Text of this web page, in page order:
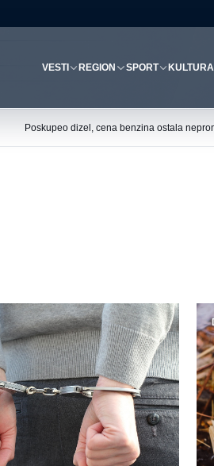
VESTI REGION SPORT KULTURA
Poskupeo dizel, cena benzina ostala